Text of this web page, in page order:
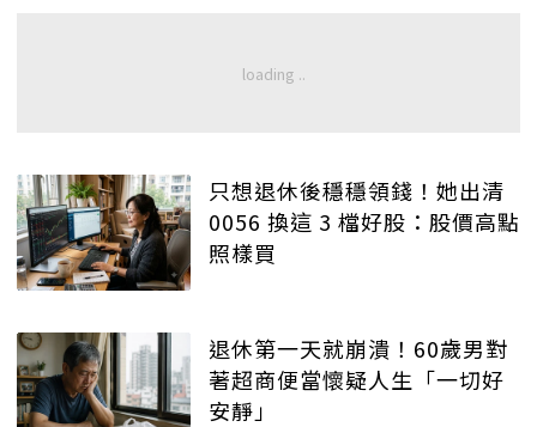
只想退休後穩穩領錢！她出清
0056 換這 3 檔好股：股價高點
照樣買
退休第一天就崩潰！60歲男對
著超商便當懷疑人生「一切好
安靜」